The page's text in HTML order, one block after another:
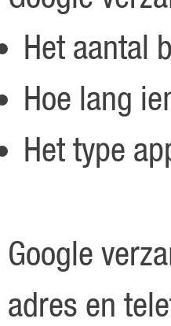
Het aantal
Hoe lang
Het type
Google
adres en